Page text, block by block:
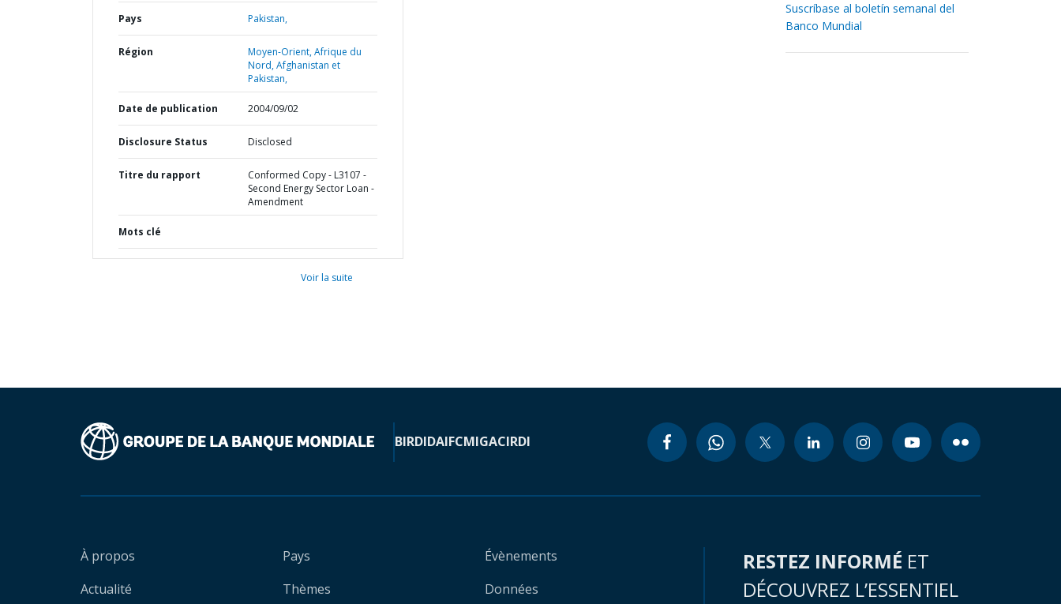
Pays Pakistan,
Région
Moyen-Orient, Afrique du
Nord, Afghanistan et
Pakistan,
Date de publication 2004/09/02
Disclosure Status Disclosed
Titre du rapport
Conformed Copy - L3107 -
Second Energy Sector Loan -
Amendment
Mots clé
Voir la suite
Suscríbase al boletín semanal del
Banco Mundial
BIRDIDAIFCMIGACIRDI
À propos
Actualité
Pays
Thèmes
Évènements
Données
RESTEZ INFORMÉ ET
DÉCOUVREZ L’ESSENTIEL